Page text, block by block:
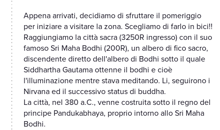
Appena arrivati, decidiamo di sfruttare il pomeriggio
per iniziare a visitare la zona. Scegliamo di farlo in bici!!
Raggiungiamo la città sacra (3250R ingresso) con il suo
famoso Sri Maha Bodhi (200R), un albero di fico sacro,
discendente diretto dell'albero di Bodhi sotto il quale
Siddhartha Gautama ottenne il bodhi e cioè
l'illuminazione mentre stava meditando. Li, seguirono i
Nirvana ed il successivo status di buddha.
La città, nel 380 a.C., venne costruita sotto il regno del
principe Pandukabhaya, proprio intorno allo Sri Maha
Bodhi.